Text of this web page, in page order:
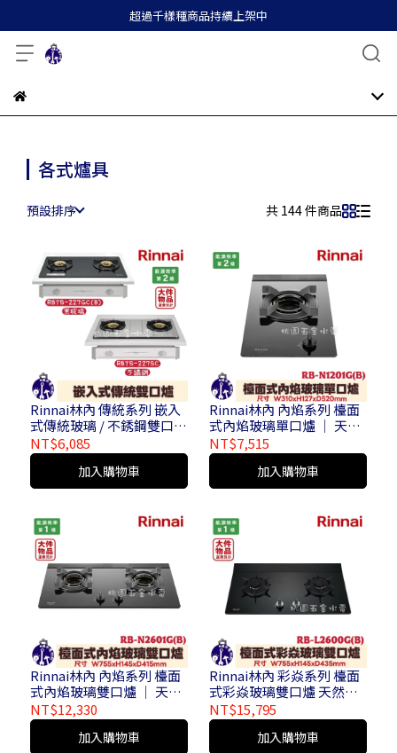
超過千樣種商品持續上架中
各式爐具
預設排序 共 144 件商品
Rinnai林內 傳統系列 嵌入
式傳統玻璃 / 不銹鋼雙口爐
天然氣 / 液化氣 RBTS-
227GC ( B ) / RBTS-227SC
( 大件商品運費另計 / 不含
安裝 )
NT$6,085
加入購物車
Rinnai林內 內焰系列 檯面
式內焰玻璃單口爐 │ 天然
氣 / 液化氣 RB-N1201G ( B
) ( 不含安裝 )
NT$7,515
加入購物車
Rinnai林內 內焰系列 檯面
式內焰玻璃雙口爐 │ 天然
氣 / 液化氣 RB-N2601G ( B
) ( 大件物品運費另計 / 不
NT$12,330
加入購物車
Rinnai林內 彩焱系列 檯面
式彩焱玻璃雙口爐 天然氣 /
液化氣 RB-L2600G ( B ) (
大件物品運費另計 / 不含安
NT$15,795
加入購物車